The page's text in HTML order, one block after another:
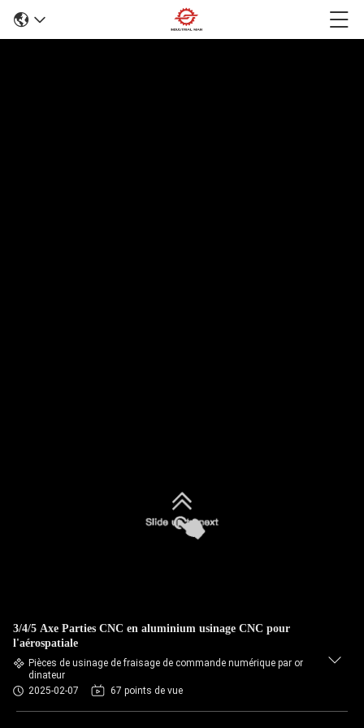
3/4/5 Axe Parties CNC en aluminium usinage CNC pour
l'aérospatiale
Pièces de usinage de fraisage de commande numérique par or
dinateur
2025-02-07
67 points de vue